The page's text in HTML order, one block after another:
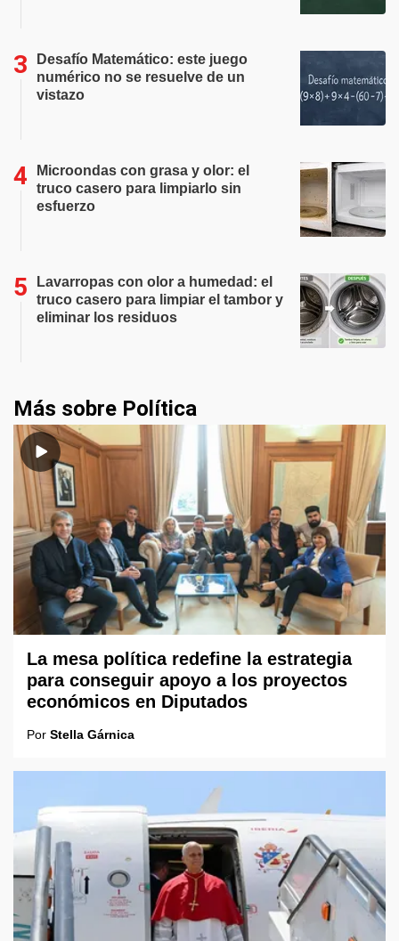
Desafío Matemático: este juego
numérico no se resuelve de un
vistazo
Microondas con grasa y olor: el
truco casero para limpiarlo sin
esfuerzo
Lavarropas con olor a humedad: el
truco casero para limpiar el tambor y
eliminar los residuos
Más sobre Política
La mesa política redefine la estrategia
para conseguir apoyo a los proyectos
económicos en Diputados
Por Stella Gárnica